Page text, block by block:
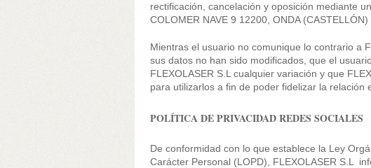
rectificación, cancelación y oposición mediante
COLOMER NAVE 9 12200, ONDA (CASTELLÓN)
Mientras el usuario no comunique lo contrario a
sus datos no han sido modificados, que el
FLEXOLASER S.L cualquier variación y que
para utilizarlos a fin de poder fidelizar la relación
POLÍTICA DE PRIVACIDAD REDES SOCIALES
De conformidad con lo que establece la Ley
Carácter Personal (LOPD), FLEXOLASER S.L